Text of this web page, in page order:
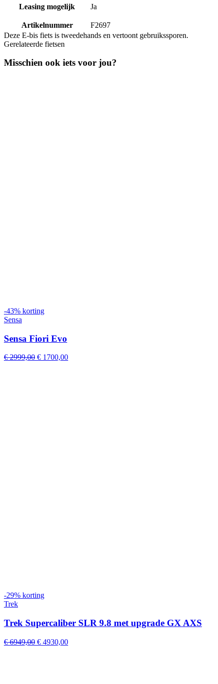
Leasing mogelijk Ja
Artikelnummer
F2697
Deze E-bis fiets is tweedehands en vertoont gebruikssporen.
Gerelateerde fietsen
Misschien ook iets voor jou?
-43% korting
Sensa
Sensa Fiori Evo
€2999,00 Original
€ 1700,00Current
-29% korting
Trek
Trek Supercaliber SLR 9.8 met upgrade GX AXS
€6949,00 Original
€ 4930,00Current